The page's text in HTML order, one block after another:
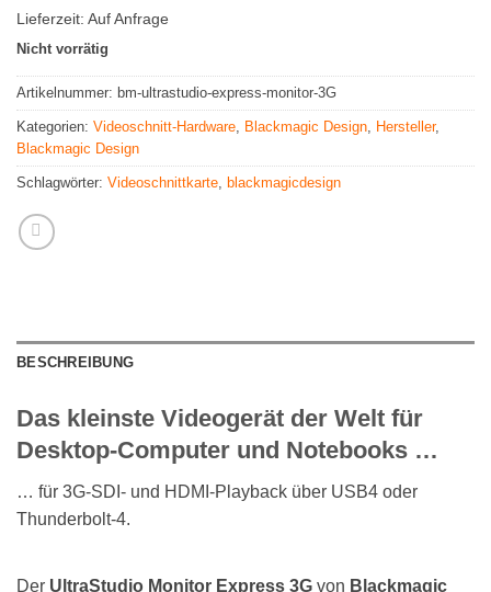
Lieferzeit: Auf Anfrage
Nicht vorrätig
Artikelnummer: bm-ultrastudio-express-monitor-3G
Kategorien: Videoschnitt-Hardware, Blackmagic Design, Hersteller,
Blackmagic Design
Schlagwörter: Videoschnittkarte, blackmagicdesign
BESCHREIBUNG
Das kleinste Videogerät der Welt für
Desktop-Computer und Notebooks …
… für 3G-SDI- und HDMI-Playback über USB4 oder
Thunderbolt-4.
Der UltraStudio Monitor Express 3G von Blackmagic